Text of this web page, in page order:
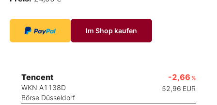
Im Shop kaufen
Tencent
WKN A1138D
Börse Düsseldorf
-2,66 %
52,96 EUR